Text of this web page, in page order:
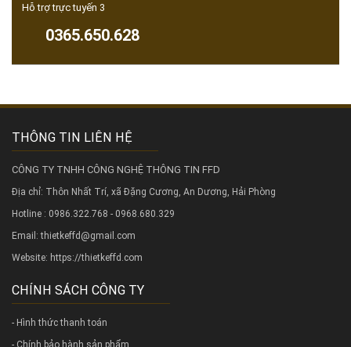
Hỗ trợ trực tuyến 3
0365.650.628
THÔNG TIN LIÊN HỆ
CÔNG TY TNHH CÔNG NGHỆ THÔNG TIN FFD
Địa chỉ: Thôn Nhất Trí, xã Đặng Cương, An Dương, Hải Phòng
Hotline : 0986.322.768 - 0968.680.329
Email: thietkeffd@gmail.com
Website: https://thietkeffd.com
CHÍNH SÁCH CÔNG TY
- Hình thức thanh toán
- Chính bảo hành sản phẩm